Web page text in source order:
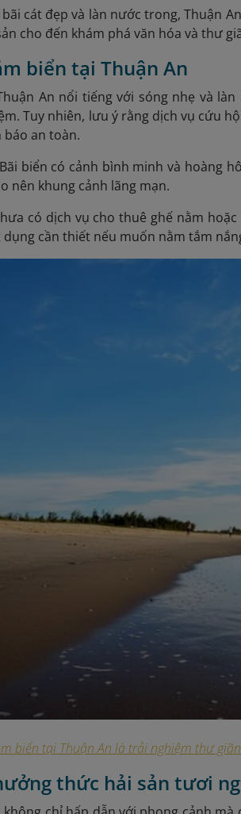
bãi cát đẹp và làn nước trong, Thuận
cho đến khám phá văn hóa và thư
biển tại Thuận An
An nổi tiếng với sóng nhẹ và
Tuy nhiên, lưu ý rằng dịch vụ cứu
báo an toàn.
Bãi biển có cảnh bình minh và hoàng
nên khung cảnh lãng mạn.
có dịch vụ cho thuê ghế nằm
dụng cần thiết nếu muốn nằm tắm
biển tại Thuận An là trải nghiệm thư
thức hải sản tươi